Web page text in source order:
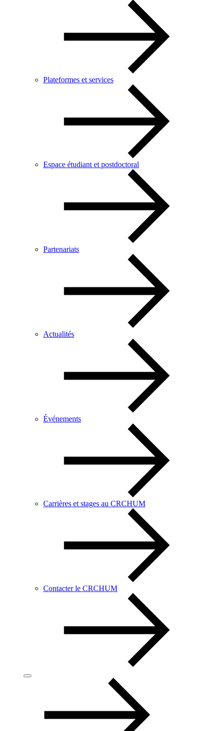
Plateformes et services
Espace étudiant et postdoctoral
Partenariats
Actualités
Événements
Carrières et stages au CRCHUM
Contacter le CRCHUM